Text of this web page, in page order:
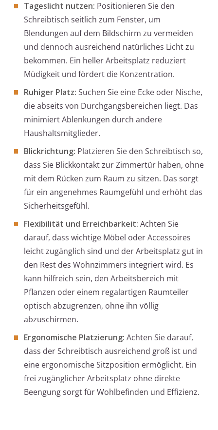
Tageslicht nutzen: Positionieren Sie den
Schreibtisch seitlich zum Fenster, um
Blendungen auf dem Bildschirm zu vermeiden
und dennoch ausreichend natürliches Licht zu
bekommen. Ein heller Arbeitsplatz reduziert
Müdigkeit und fördert die Konzentration.
Ruhiger Platz: Suchen Sie eine Ecke oder Nische,
die abseits von Durchgangsbereichen liegt. Das
minimiert Ablenkungen durch andere
Haushaltsmitglieder.
Blickrichtung: Platzieren Sie den Schreibtisch so,
dass Sie Blickkontakt zur Zimmertür haben, ohne
mit dem Rücken zum Raum zu sitzen. Das sorgt
für ein angenehmes Raumgefühl und erhöht das
Sicherheitsgefühl.
Flexibilität und Erreichbarkeit: Achten Sie
darauf, dass wichtige Möbel oder Accessoires
leicht zugänglich sind und der Arbeitsplatz gut in
den Rest des Wohnzimmers integriert wird. Es
kann hilfreich sein, den Arbeitsbereich mit
Pflanzen oder einem regalartigen Raumteiler
optisch abzugrenzen, ohne ihn völlig
abzuschirmen.
Ergonomische Platzierung: Achten Sie darauf,
dass der Schreibtisch ausreichend groß ist und
eine ergonomische Sitzposition ermöglicht. Ein
frei zugänglicher Arbeitsplatz ohne direkte
Beengung sorgt für Wohlbefinden und Effizienz.